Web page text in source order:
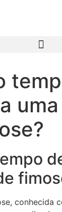
conhecida